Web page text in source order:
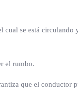
se está
el rumbo.
que el conductor